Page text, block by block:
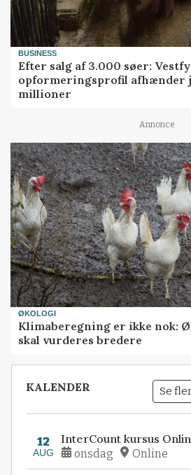
BUSINESS
Efter salg af 3.000 søer:
opformeringsprofil afhænder
millioner
Annonce
ØKOLOGI
Klimaberegning er ikke nok:
skal vurderes bredere
KALENDER Se
12
AUG
InterCount kursus
onsdag Online